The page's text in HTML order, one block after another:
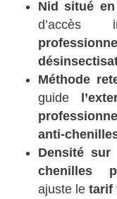
Nid situé
Méthode
guide
anti-
Densité sur
chenilles
ajuste letarif